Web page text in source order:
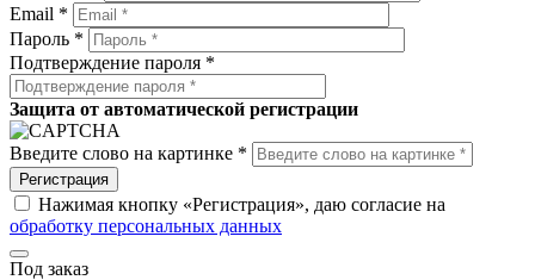
Email *
Пароль *
Подтверждение пароля *
Защита от автоматической регистрации
Введите слово на картинке *
Регистрация
Нажимая кнопку «Регистрация», даю согласие на
обработку персональных данных
Под заказ